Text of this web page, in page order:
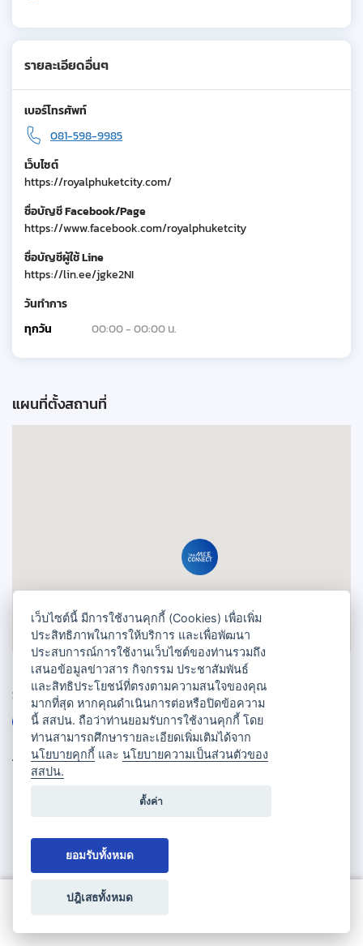
รายละเอียดอื่นๆ
เบอร์โทรศัพท์
081-598-9985
เว็บไซต์
https://royalphuketcity.com/
ชื่อบัญชี Facebook/Page
https://www.facebook.com/royalphuketcity
ชื่อบัญชีผู้ใช้ Line
https://lin.ee/jgke2NI
วันทำการ
ทุกวัน
00:00 - 00:00 น.
แผนที่ตั้งสถานที่
Share
Tag
Royal Phuket City Hotel
Phuket ballroom
exhibition Phuket
เว็บไซต์นี้ มีการใช้งานคุกกี้ (Cookies) เพื่อเพิ่ม
ประสิทธิภาพในการให้บริการ และเพื่อพัฒนา
ประสบการณ์การใช้งานเว็บไซต์ของท่านรวมถึง
เสนอข้อมูลข่าวสาร กิจกรรม ประชาสัมพันธ์
และสิทธิประโยชน์ที่ตรงตามความสนใจของคุณ
มากที่สุด หากคุณดำเนินการต่อหรือปิดข้อความ
นี้ สสปน. ถือว่าท่านยอมรับการใช้งานคุกกี้ โดย
ท่านสามารถศึกษารายละเอียดเพิ่มเติมได้จาก
นโยบายคุกกี้ และนโยบายความเป็นส่วนตัวของ
สสปน.
ตั้งค่า
ยอมรับทั้งหมด
ปฎิเสธทั้งหมด